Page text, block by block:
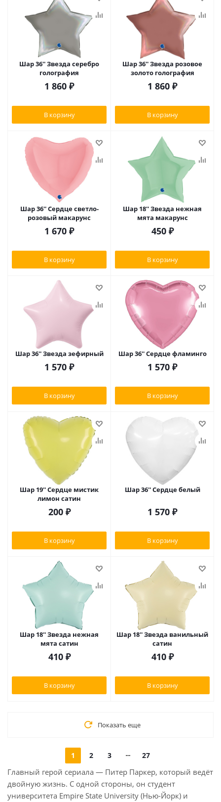
Шар 36'' Звезда серебро
голография
1 860 ₽
В корзину
Шар 36'' Звезда розовое
золото голография
1 860 ₽
В корзину
Шар 36'' Сердце светло-
розовый макарунс
1 670 ₽
В корзину
Шар 18'' Звезда нежная
мята макарунс
450₽
В корзину
Шар 36'' Звезда зефирный
1 570 ₽
В корзину
Шар 36'' Сердце фламинго
1 570 ₽
В корзину
Шар 19'' Сердце мистик
лимон сатин
200₽
В корзину
Шар 36'' Сердце белый
1 570 ₽
В корзину
Шар 18'' Звезда нежная
мята сатин
410₽
В корзину
Шар 18'' Звезда ванильный
сатин
410₽
В корзину
Показать еще
1 2 3 27
Главный герой сериала — Питер Паркер, который ведёт
двойную жизнь. С одной стороны, он студент
университета Empire State University (Нью-Йорк) и